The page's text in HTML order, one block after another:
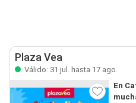
Plaza Vea
Válido: 31 jul. hasta 17 ago.
En